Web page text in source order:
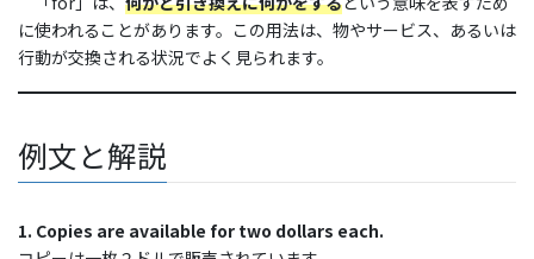
に使われることがあります。この用法は、物やサービス、あるいは
行動が交換される状況でよく見られます。
例文と解説
1. Copies are available for two dollars each.